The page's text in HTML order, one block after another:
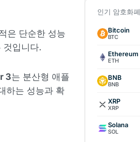
은 단순한 성능
것입니다.
3는 분산형 애플
하는 성능과 확
인기 암호화폐
Bitcoin
BTC
Ethereum
ETH
BNB
BNB
XRP
XRP
Solana
SOL